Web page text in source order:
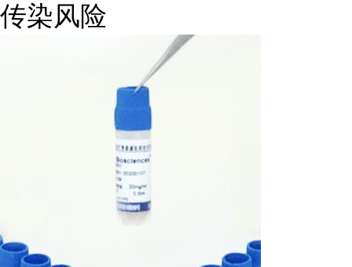
传染风险